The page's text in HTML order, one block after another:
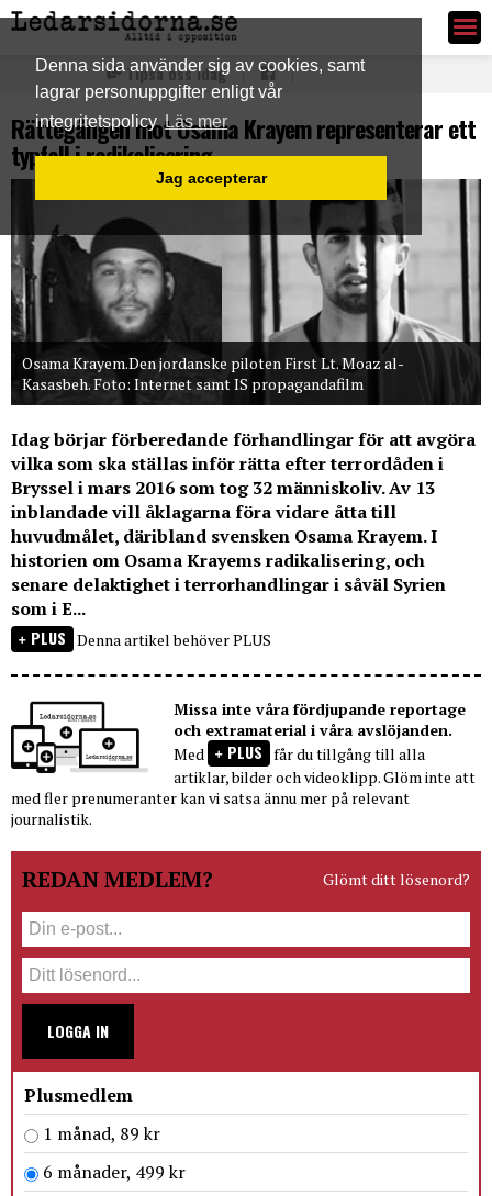
Denna sida använder sig av cookies, samt
lagrar personuppgifter enligt vår
integritetspolicy Läs mer
Jag accepterar
Ledarsidorna.se
Tipsa oss idag
Rättegången mot Osama Krayem representerar ett
typfall i radikalisering
Osama Krayem.Den jordanske piloten First Lt. Moaz al-
Kasasbeh. Foto: Internet samt IS propagandafilm
Idag börjar förberedande förhandlingar för att avgöra
vilka som ska ställas inför rätta efter terrordåden i
Bryssel i mars 2016 som tog 32 människoliv. Av 13
inblandade vill åklagarna föra vidare åtta till
huvudmålet, däribland svensken Osama Krayem. I
historien om Osama Krayems radikalisering, och
senare delaktighet i terrorhandlingar i såväl Syrien
som i E...
PLUS Denna artikel behöver PLUS
Missa inte våra fördjupande reportage
och extramaterial i våra avslöjanden.
Med
PLUS får du tillgång till alla
artiklar, bilder och videoklipp. Glöm inte att
med fler prenumeranter kan vi satsa ännu mer på relevant
journalistik.
REDAN MEDLEM? Glömt ditt lösenord?
LOGGA IN
Plusmedlem
1 månad, 89 kr
6 månader, 499 kr